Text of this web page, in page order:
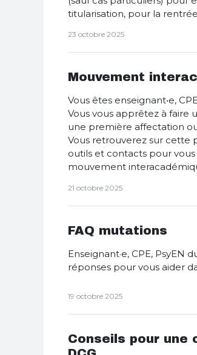
titularisation, pour la
23 octobre 2025
Mouvement
Vous êtes enseignant•e,
Vous vous apprêtez à
une première affectation
Vous retrouverez sur cette
outils et contacts pour
mouvement
21 octobre 2025
FAQ mutations
Enseignant·e, CPE, PsyEN
réponses pour vous aider
19 octobre 2025
Conseils pour une